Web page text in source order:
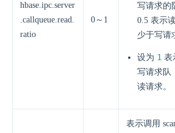
hbase.ipc.server
.callqueue.read.
ratio
0～1
写请求的
0.5 表示
少于写请
设为 1 表
写请求队
读请求。
表示调用